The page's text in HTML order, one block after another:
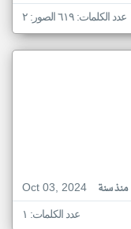
عدد الكلمات: ٦١٩ الصور: ٢
Oct 03, 2024
منذ سنة
عدد الكلمات: ١